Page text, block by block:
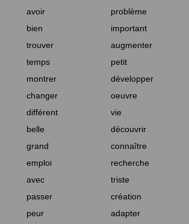
avoir problème
bien important
trouver augmenter
temps petit
montrer développer
changer oeuvre
différent vie
belle découvrir
grand connaître
emploi recherche
avec triste
passer création
peur adapter